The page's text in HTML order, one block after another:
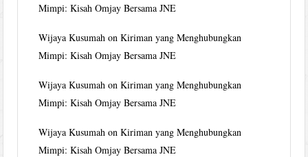
Mimpi: Kisah Omjay Bersama JNE
Wijaya Kusumah onKiriman yang Menghubungkan
Mimpi: Kisah Omjay Bersama JNE
Wijaya Kusumah onKiriman yang Menghubungkan
Mimpi: Kisah Omjay Bersama JNE
Wijaya Kusumah onKiriman yang Menghubungkan
Mimpi: Kisah Omjay Bersama JNE